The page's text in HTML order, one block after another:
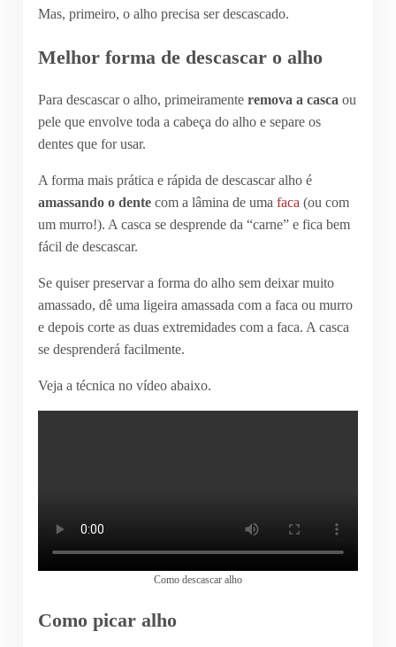
Mas, primeiro, o alho precisa ser descascado.
Melhor forma de descascar o alho
Para descascar o alho, primeiramente remova a cascaou
pele que envolve toda a cabeça do alho e separe os
dentes que for usar.
A forma mais prática e rápida de descascar alho é
amassando o dentecom a lâmina de uma faca(ou com
um murro!). A casca se desprende da “carne” e fica bem
fácil de descascar.
Se quiser preservar a forma do alho sem deixar muito
amassado, dê uma ligeira amassada com a faca ou murro
e depois corte as duas extremidades com a faca. A casca
se desprenderá facilmente.
Veja a técnica no vídeo abaixo.
Como descascar alho
Como picar alho